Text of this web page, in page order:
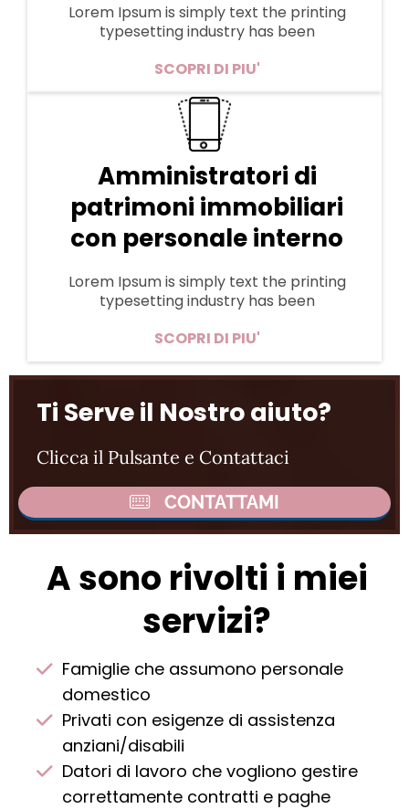
Lorem Ipsum is simply text the printing
typesetting industry has been
SCOPRI DI PIU'
Amministratori di
patrimoni immobiliari
con personale interno
Lorem Ipsum is simply text the printing
typesetting industry has been
SCOPRI DI PIU'
Ti Serve il Nostro aiuto?
Clicca il Pulsante e Contattaci
CONTATTAMI
A sono rivolti i miei
servizi?
Famiglie che assumono personale
domestico
Privati con esigenze di assistenza
anziani/disabili
Datori di lavoro che vogliono gestire
correttamente contratti e paghe